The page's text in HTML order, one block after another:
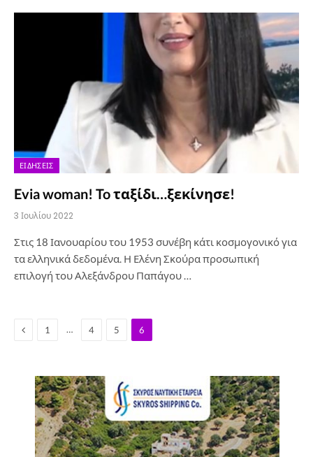
ΕΙΔΉΣΕΙΣ
Evia woman! To ταξίδι…ξεκίνησε!
3 Ιουλίου 2022
Στις 18 Ιανουαρίου του 1953 συνέβη κάτι κοσμογονικό για
τα ελληνικά δεδομένα. Η Ελένη Σκούρα προσωπική
επιλογή του Αλεξάνδρου Παπάγου …
Previous
1 … 4 5 6